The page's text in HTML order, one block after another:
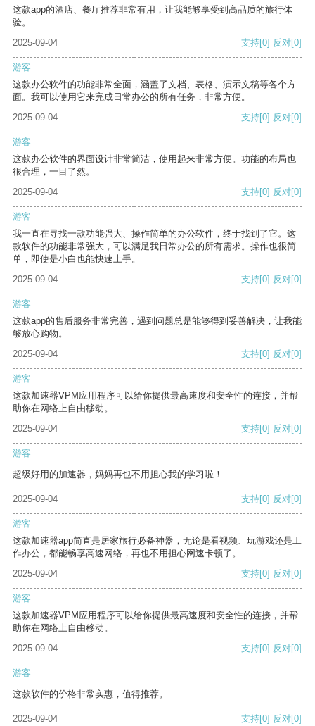
这款app的酒店、餐厅推荐非常有用，让我能够享受到高品质的旅行体
验。
2025-09-04
支持[0] 反对[0]
游客
这款办公软件的功能非常全面，涵盖了文档、表格、演示文稿等各个方
面。我可以使用它来完成日常办公的所有任务，非常方便。
2025-09-04
支持[0] 反对[0]
游客
这款办公软件的界面设计非常简洁，使用起来非常方便。功能的布局也
很合理，一目了然。
2025-09-04
支持[0] 反对[0]
游客
我一直在寻找一款功能强大、操作简单的办公软件，终于找到了它。这
款软件的功能非常强大，可以满足我日常办公的所有需求。操作也很简
单，即使是小白也能快速上手。
2025-09-04
支持[0] 反对[0]
游客
这款app的售后服务非常完善，遇到问题总是能够得到妥善解决，让我能
够放心购物。
2025-09-04
支持[0] 反对[0]
游客
这款加速器VPM应用程序可以给你提供最高速度和安全性的连接，并帮
助你在网络上自由移动。
2025-09-04
支持[0] 反对[0]
游客
超级好用的加速器，妈妈再也不用担心我的学习啦！
2025-09-04 支持[0] 反对[0]
游客
这款加速器app简直是居家旅行必备神器，无论是看视频、玩游戏还是工
作办公，都能畅享高速网络，再也不用担心网速卡顿了。
2025-09-04
支持[0] 反对[0]
游客
这款加速器VPM应用程序可以给你提供最高速度和安全性的连接，并帮
助你在网络上自由移动。
2025-09-04
支持[0] 反对[0]
游客
这款软件的价格非常实惠，值得推荐。
2025-09-04 支持[0] 反对[0]